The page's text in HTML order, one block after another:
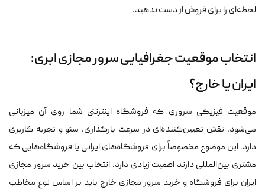
لحظه‌ای را برای فروش از دست ندهید.
انتخاب موقعیت جغرافیایی سرور مجازی ابری:
ایران یا خارج؟
موقعیت فیزیکی سروری که فروشگاه اینترنتی شما روی آن میزبانی
می‌شود، نقش تعیین‌کننده‌ای در سرعت بارگذاری، سئو و تجربه کاربری
دارد. این موضوع مخصوصاً برای فروشگاه‌های ایرانی یا فروشگاه‌هایی که
مشتری بین‌المللی دارند اهمیت زیادی دارد. انتخاب بین خرید سرور مجازی
ایران برای فروشگاه و خرید سرور مجازی خارج باید بر اساس نوع مخاطب